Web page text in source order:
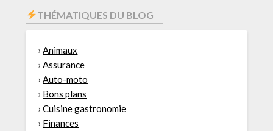
THÉMATIQUES DU BLOG
›Animaux
›Assurance
›Auto-moto
› Bons plans
›Cuisine gastronomie
› Finances